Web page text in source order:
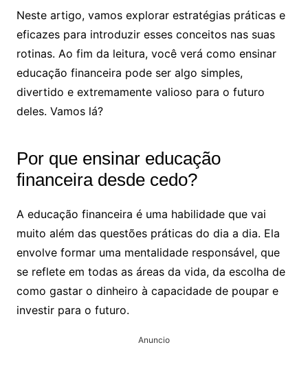
Neste artigo, vamos explorar estratégias práticas e
eficazes para introduzir esses conceitos nas suas
rotinas. Ao fim da leitura, você verá como ensinar
educação financeira pode ser algo simples,
divertido e extremamente valioso para o futuro
deles. Vamos lá?
Por que ensinar educação
financeira desde cedo?
A educação financeira é uma habilidade que vai
muito além das questões práticas do dia a dia. Ela
envolve formar uma mentalidade responsável, que
se reflete em todas as áreas da vida, da escolha de
como gastar o dinheiro à capacidade de poupar e
investir para o futuro.
Anuncio